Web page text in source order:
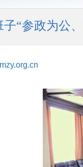
“参政为公